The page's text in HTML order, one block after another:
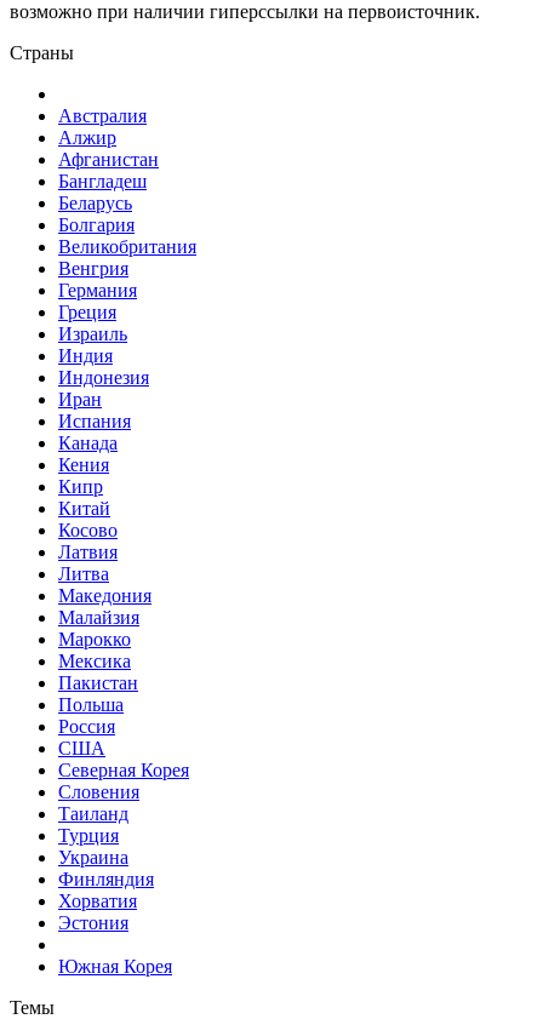
возможно при наличии гиперссылки на первоисточник.
Страны
Австралия
Алжир
Афганистан
Бангладеш
Беларусь
Болгария
Великобритания
Венгрия
Германия
Греция
Израиль
Индия
Индонезия
Иран
Испания
Канада
Кения
Кипр
Китай
Косово
Латвия
Литва
Македония
Малайзия
Марокко
Мексика
Пакистан
Польша
Россия
США
Северная Корея
Словения
Таиланд
Турция
Украина
Финляндия
Хорватия
Эстония
Южная Корея
Темы